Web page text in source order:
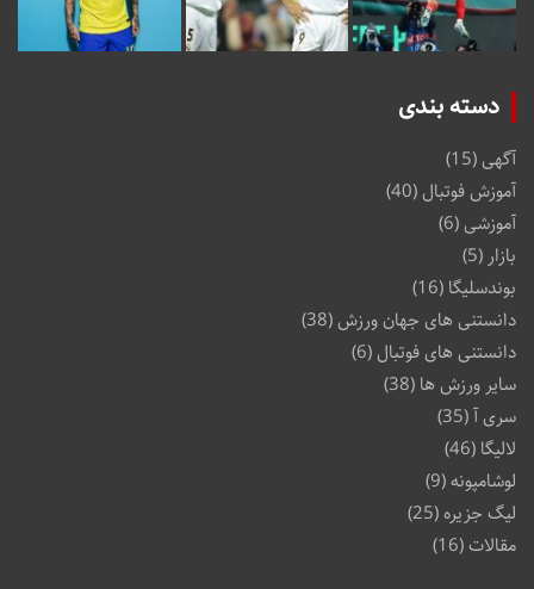
دسته بندی
آگهی(15)
آموزش فوتبال (40)
آموزشی(6)
بازار (5)
بوندسلیگا (16)
دانستنی های جهان ورزش(38)
دانستنی های فوتبال (6)
سایر ورزش ها (38)
سری آ(35)
لالیگا (46)
لوشامپونه(9)
لیگ جزیره (25)
مقالات(16)